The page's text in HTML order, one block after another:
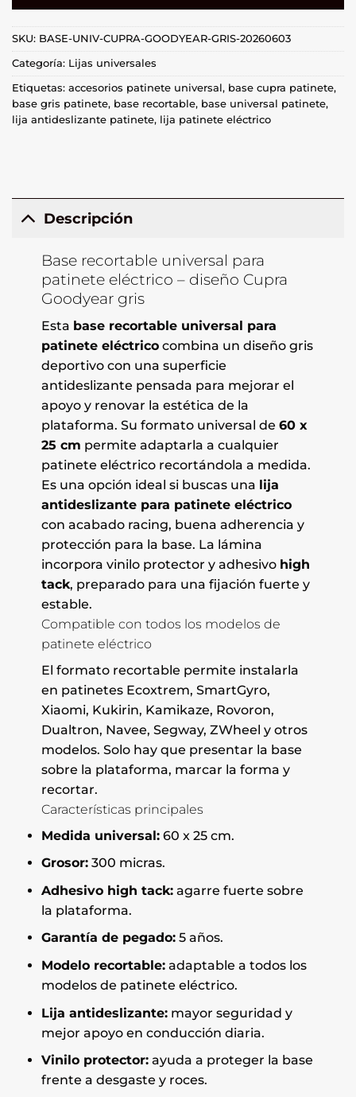
SKU: BASE-UNIV-CUPRA-GOODYEAR-GRIS-20260603
Categoría: Lijas universales
Etiquetas: accesorios patinete universal, base cupra patinete,
base gris patinete, base recortable, base universal patinete,
lija antideslizante patinete, lija patinete eléctrico
Descripción
Base recortable universal para
patinete eléctrico – diseño Cupra
Goodyear gris
Esta base recortable universal para
patinete eléctricocombina un diseño gris
deportivo con una superficie
antideslizante pensada para mejorar el
apoyo y renovar la estética de la
plataforma. Su formato universal de 60 x
25 cm permite adaptarla a cualquier
patinete eléctrico recortándola a medida.
Es una opción ideal si buscas una lija
antideslizante para patinete eléctrico
con acabado racing, buena adherencia y
protección para la base. La lámina
incorpora vinilo protector y adhesivo high
tack, preparado para una fijación fuerte y
estable.
Compatible con todos los modelos de
patinete eléctrico
El formato recortable permite instalarla
en patinetes Ecoxtrem, SmartGyro,
Xiaomi, Kukirin, Kamikaze, Rovoron,
Dualtron, Navee, Segway, ZWheel y otros
modelos. Solo hay que presentar la base
sobre la plataforma, marcar la forma y
recortar.
Características principales
Medida universal:60 x 25 cm.
Grosor:300 micras.
Adhesivo high tack:agarre fuerte sobre
la plataforma.
Garantía de pegado:5 años.
Modelo recortable:adaptable a todos los
modelos de patinete eléctrico.
Lija antideslizante:mayor seguridad y
mejor apoyo en conducción diaria.
Vinilo protector:ayuda a proteger la base
frente a desgaste y roces.